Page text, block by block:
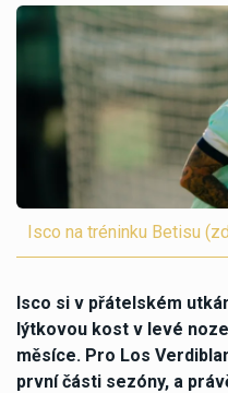
Isco na tréninku Betisu
Isco si v přátelském
lýtkovou kost v levé
měsíce. Pro Los
první části sezóny, a